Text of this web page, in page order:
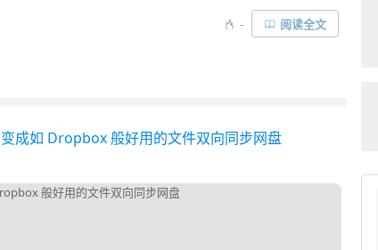
！它不需第三方服务器即可
程AES加密。你可以将 Resilio Sync 看作是一个没有流量和
- 阅读全文
成如 Dropbox 般好用的文件双向同步网盘